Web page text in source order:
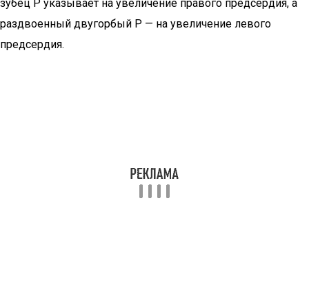
зубец Р указывает на увеличение правого предсердия, а
раздвоенный двугорбый Р — на увеличение левого
предсердия.